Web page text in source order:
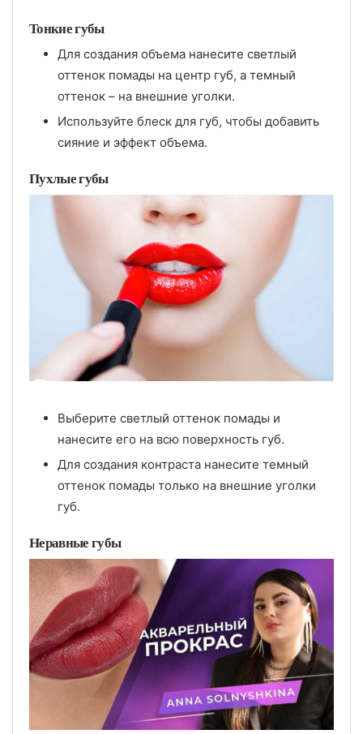
Тонкие губы
Для создания объема нанесите светлый
оттенок помады на центр губ, а темный
оттенок – на внешние уголки.
Используйте блеск для губ, чтобы добавить
сияние и эффект объема.
Пухлые губы
Выберите светлый оттенок помады и
нанесите его на всю поверхность губ.
Для создания контраста нанесите темный
оттенок помады только на внешние уголки
губ.
Неравные губы